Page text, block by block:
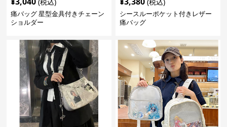
痛バッグ 星型金具付きチェーン
ショルダー
シースルーポケット付きレザー
痛バッグ